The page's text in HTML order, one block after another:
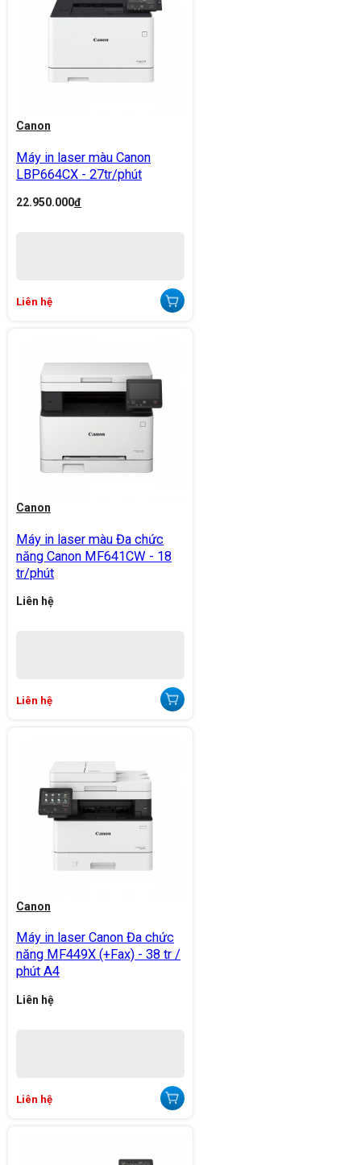
Canon
Máy in laser màu Canon
LBP664CX - 27tr/phút
22.950.000đ
Liên hệ
Canon
Máy in laser màu Đa chức
năng Canon MF641CW - 18
tr/phút
Liên hệ
Liên hệ
Canon
Máy in laser Canon Đa chức
năng MF449X (+Fax) - 38 tr /
phút A4
Liên hệ
Liên hệ